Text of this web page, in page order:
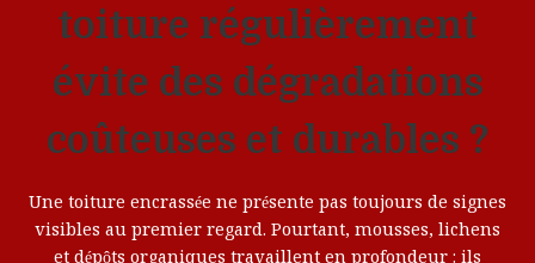
toiture régulièrement
évite des dégradations
coûteuses et durables ?
Une toiture encrassée ne présente pas toujours de signes
visibles au premier regard. Pourtant, mousses, lichens
et dépôts organiques travaillent en profondeur : ils